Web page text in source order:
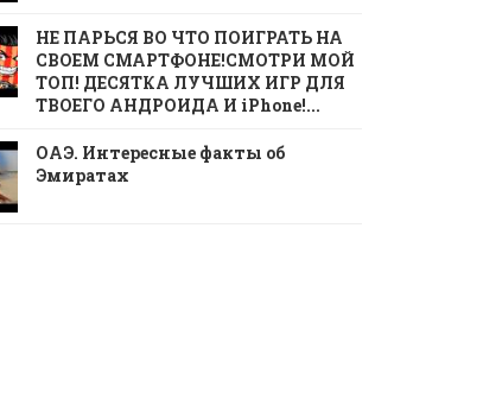
НЕ ПАРЬСЯ ВО ЧТО ПОИГРАТЬ НА
СВОЕМ СМАРТФОНЕ!СМОТРИ МОЙ
ТОП! ДЕСЯТКА ЛУЧШИХ ИГР ДЛЯ
ТВОЕГО АНДРОИДА И iPhone!...
ОАЭ. Интересные факты об
Эмиратах